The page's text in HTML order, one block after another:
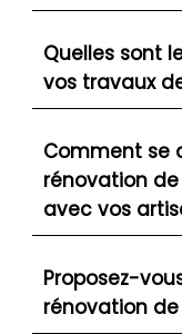
Quelles sont
vos travaux
Comment se
rénovation
avec vos
Proposez-
rénovation de